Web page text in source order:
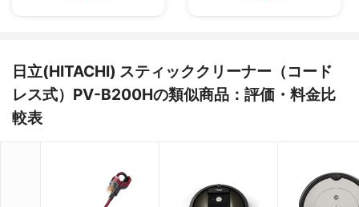
日立(HITACHI) スティッククリーナー（コード
レス式）PV-B200Hの類似商品：評価・料金比
較表